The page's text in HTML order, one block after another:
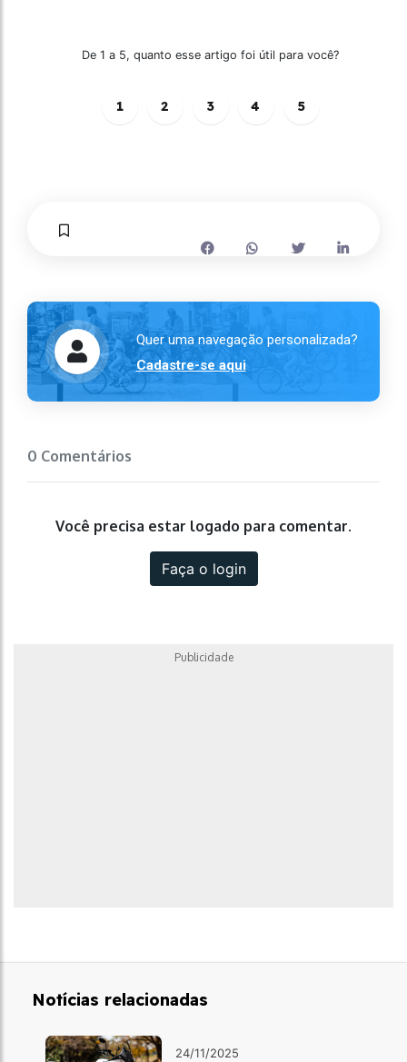
De 1 a 5, quanto esse artigo foi útil para você?
1 2 3 4 5
Quer uma navegação personalizada?
Cadastre-se aqui
0 Comentários
Você precisa estar logado para comentar.
Faça o login
Publicidade
Notícias relacionadas
24/11/2025